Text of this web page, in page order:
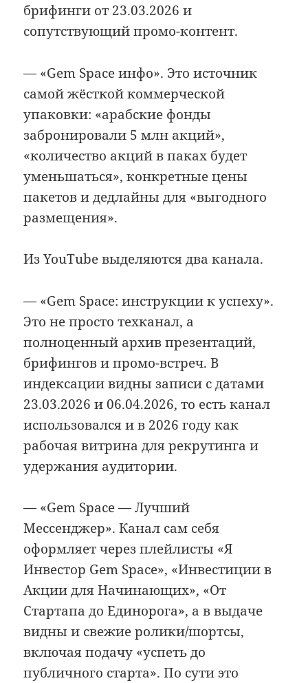
брифинги от 23.03.2026 и
сопутствующий промо-контент.
— «Gem Space инфо». Это источник
самой жёсткой коммерческой
упаковки: «арабские фонды
забронировали 5 млн акций»,
«количество акций в паках будет
уменьшаться», конкретные цены
пакетов и дедлайны для «выгодного
размещения».
Из YouTube выделяются два канала.
— «Gem Space: инструкции к успеху».
Это не просто техканал, а
полноценный архив презентаций,
брифингов и промо-встреч. В
индексации видны записи с датами
23.03.2026 и 06.04.2026, то есть канал
использовался и в 2026 году как
рабочая витрина для рекрутинга и
удержания аудитории.
— «Gem Space — Лучший
Мессенджер». Канал сам себя
оформляет через плейлисты «Я
Инвестор Gem Space», «Инвестиции в
Акции для Начинающих», «От
Стартапа до Единорога», а в выдаче
видны и свежие ролики/шортсы,
включая подачу «успеть до
публичного старта». По сути это